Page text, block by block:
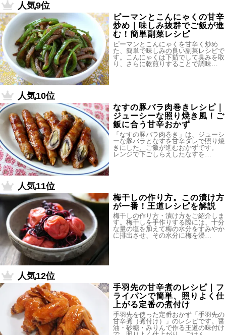
人気9位
ピーマンとこんにゃくの甘辛
炒め｜味しみ抜群でご飯が進
む！簡単副菜レシピ
ピーマンとこんにゃくを甘辛く炒め
た、簡単で味しみの良い副菜レシピで
す。こんにゃくは下茹でして臭みを取
り、さらに乾煎りすることで調味…
人気10位
なすの豚バラ肉巻きレシピ｜
ジューシーな照り焼き風！ご
飯に合う甘辛おかず
「なすの豚バラ肉巻き」は、ジューシ
ーな豚バラとなすを甘辛ダレで照り焼
きにした、ご飯が進むおかずです。
レンジで下ごしらえしたなすを…
人気11位
梅干しの作り方。この漬け方
が一番！王道レシピを解説
梅干しの作り方・漬け方をご紹介しま
す。梅干しを手作りする際には、十分
な量の塩を加えて梅の水分をすみやか
に排出させ、その水分に梅を浸…
人気12位
手羽先の甘辛煮のレシピ｜フ
ライパンで簡単、照りよく仕
上がる定番の煮付け
手羽先を使った定番おかず「手羽先の
甘辛煮（煮付け）」のレシピです。醤
油・砂糖・みりんで作る王道の味付け